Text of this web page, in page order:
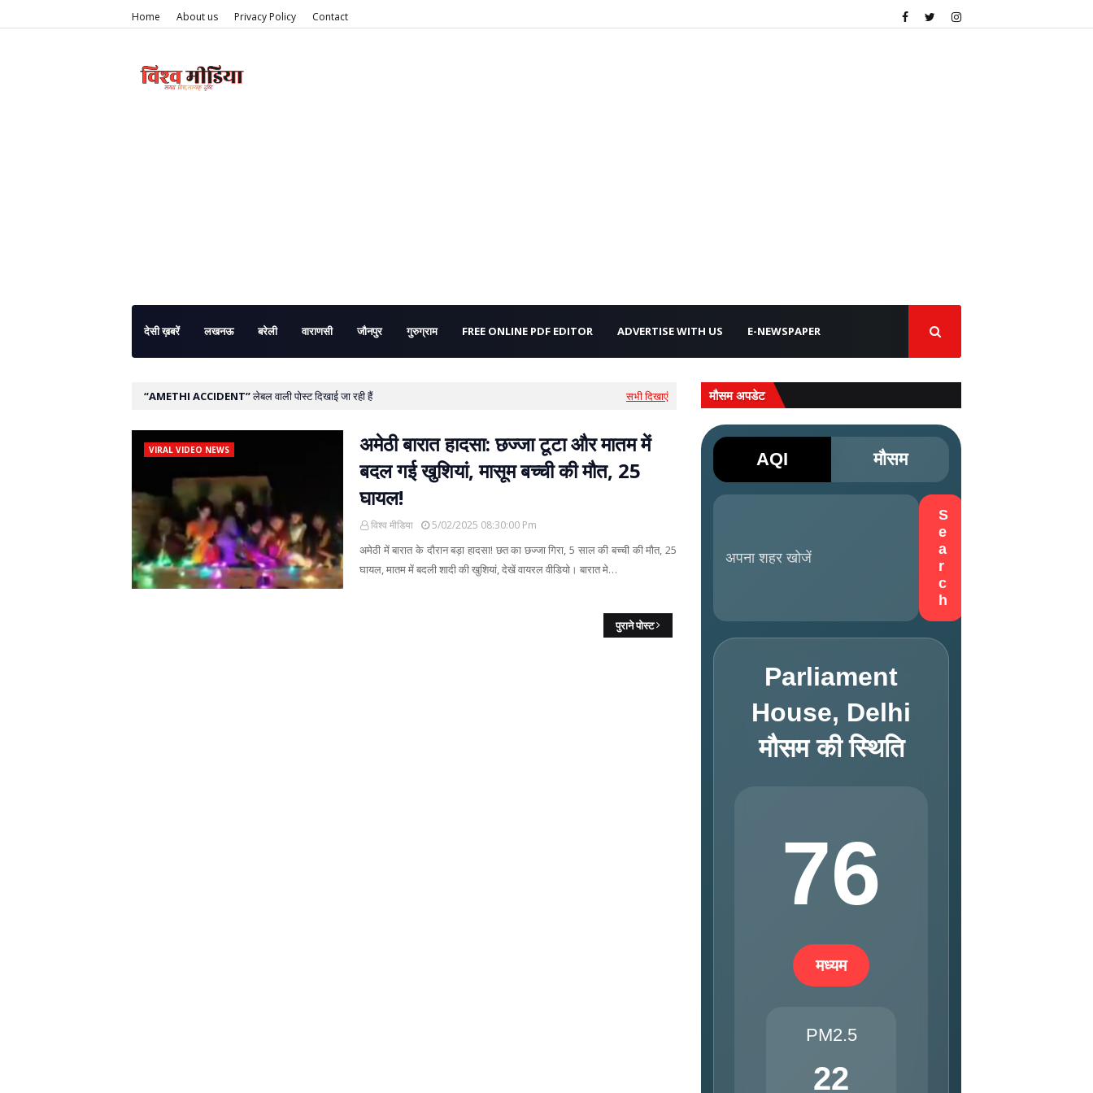
Home About us Privacy Policy Contact
देसी ख़बरें लखनऊ बरेली वाराणसी जौनपुर गुरुग्राम FREE ONLINE PDF EDITOR ADVERTISE WITH US E-NEWSPAPER
AMETHI ACCIDENT लेबल वाली पोस्ट दिखाई जा रही हैं सभी दिखाएं
VIRAL VIDEO NEWS
अमेठी बारात हादसा: छज्जा टूटा और मातम में
बदल गई खुशियां, मासूम बच्ची की मौत, 25
घायल!
विश्व मीडिया 5/02/2025 08:30:00 Pm
अमेठी में बारात के दौरान बड़ा हादसा! छत का छज्जा गिरा, 5 साल की बच्ची की मौत, 25
घायल, मातम में बदली शादी की खुशियां, देखें वायरल वीडियो। बारात मे…
पुराने पोस्ट
मौसम अपडेट
AQI मौसम
S
e
a
r
c
h
Parliament
House, Delhi
मौसम की स्थिति
76
मध्यम
PM2.5
22